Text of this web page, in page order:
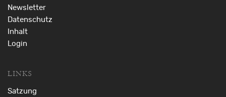
Newsletter
Datenschutz
Inhalt
Login
LINKS
Satzung